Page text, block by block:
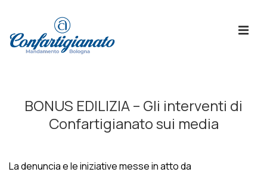
Principale
BONUS EDILIZIA – Gli interventi di
Confartigianato sui media
La denuncia e le iniziative messe in atto da